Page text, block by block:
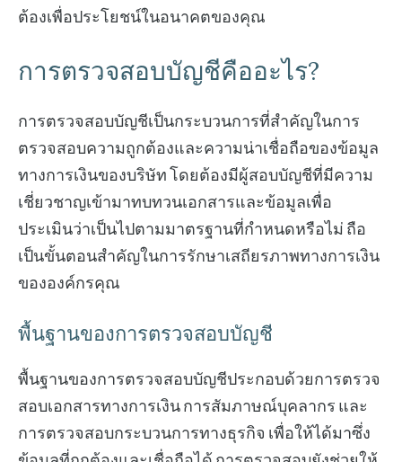
ต้องเพื่อประโยชน์ในอนาคตของคุณ
การตรวจสอบบัญชีคืออะไร?
การตรวจสอบบัญชีเป็นกระบวนการที่สำคัญในการ
ตรวจสอบความถูกต้องและความน่าเชื่อถือของข้อมูล
ทางการเงินของบริษัท โดยต้องมีผู้สอบบัญชีที่มีความ
เชี่ยวชาญเข้ามาทบทวนเอกสารและข้อมูลเพื่อ
ประเมินว่าเป็นไปตามมาตรฐานที่กำหนดหรือไม่ ถือ
เป็นขั้นตอนสำคัญในการรักษาเสถียรภาพทางการเงิน
ขององค์กรคุณ
พื้นฐานของการตรวจสอบบัญชี
พื้นฐานของการตรวจสอบบัญชีประกอบด้วยการตรวจ
สอบเอกสารทางการเงิน การสัมภาษณ์บุคลากร และ
การตรวจสอบกระบวนการทางธุรกิจ เพื่อให้ได้มาซึ่ง